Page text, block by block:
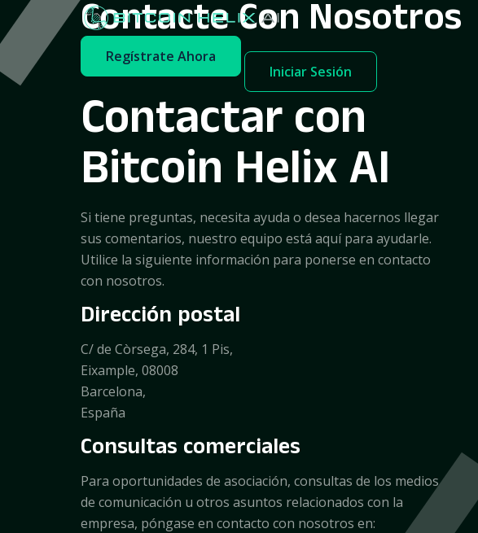
Regístrate Ahora
Iniciar Sesión
Contacte Con Nosotros
Contactar con
Bitcoin Helix AI
Si tiene preguntas, necesita ayuda o desea hacernos llegar
sus comentarios, nuestro equipo está aquí para ayudarle.
Utilice la siguiente información para ponerse en contacto
con nosotros.
Dirección postal
C/ de Còrsega, 284, 1 Pis,
Eixample, 08008
Barcelona,
España
Consultas comerciales
Para oportunidades de asociación, consultas de los medios
de comunicación u otros asuntos relacionados con la
empresa, póngase en contacto con nosotros en: